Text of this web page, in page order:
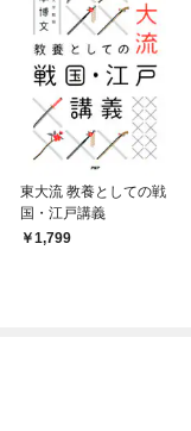
東大流 教養としての戦
国・江戸講義
1,799